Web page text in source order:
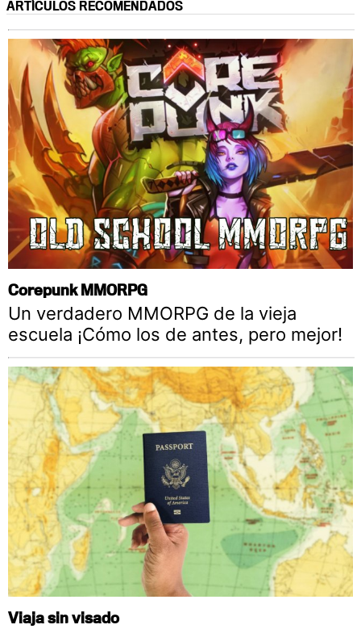
ARTÍCULOS RECOMENDADOS
Corepunk MMORPG
Un verdadero MMORPG de la vieja
escuela ¡Cómo los de antes, pero mejor!
Viaja sin visado